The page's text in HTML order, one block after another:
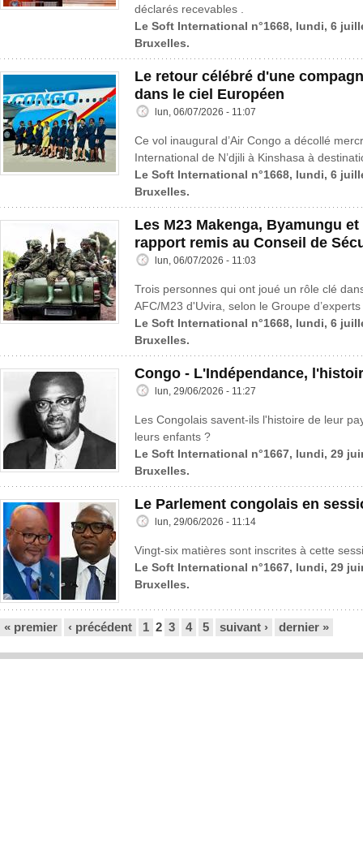
déclarés recevables .
Le Soft International n°1668, lundi, 6
Bruxelles.
Le retour célébré d'une
dans le ciel Européen
lun, 06/07/2026 - 11:07
Ce vol inaugural d’Air Congo a décollé
International de N’djili à Kinshasa à
Le Soft International n°1668, lundi, 6
Bruxelles.
Les M23 Makenga, Byamungu
rapport remis au Conseil de
lun, 06/07/2026 - 11:03
Trois personnes qui ont joué un rôle clé
AFC/M23 d'Uvira, selon le Groupe
Le Soft International n°1668, lundi, 6
Bruxelles.
Congo - L'Indépendance,
lun, 29/06/2026 - 11:27
Les Congolais savent-ils l'histoire de leur
leurs enfants ?
Le Soft International n°1667, lundi, 29
Bruxelles.
Le Parlement congolais en
lun, 29/06/2026 - 11:14
Vingt-six matières sont inscrites à cette
Le Soft International n°1667, lundi, 29
Bruxelles.
« premier ‹ précédent 1 2 3 4 5 suivant › dernier »